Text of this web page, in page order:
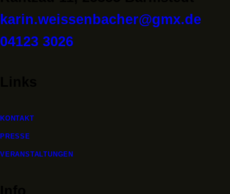
karin.weissenbacher@gmx.de
04123 3026
KONTAKT
PRESSE
VERANSTALTUNGEN